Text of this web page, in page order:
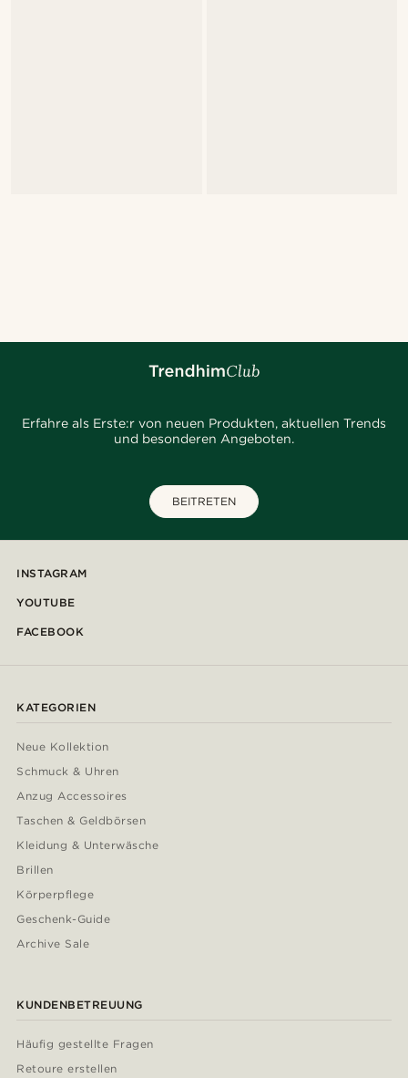
Erfahre als Erste:r von neuen Produkten, aktuellen Trends
und besonderen Angeboten.
BEITRETEN
INSTAGRAM
YOUTUBE
FACEBOOK
KATEGORIEN
Neue Kollektion
Schmuck & Uhren
Anzug Accessoires
Taschen & Geldbörsen
Kleidung & Unterwäsche
Brillen
Körperpflege
Geschenk-Guide
Archive Sale
KUNDENBETREUUNG
Häufig gestellte Fragen
Retoure erstellen